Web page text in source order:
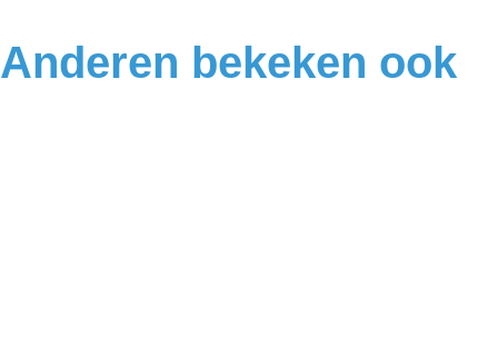
Anderen bekeken ook